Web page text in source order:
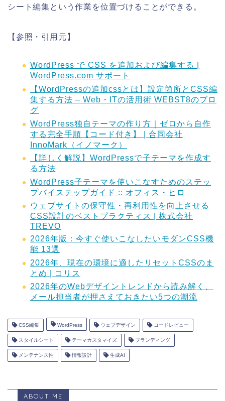
シート編集という作業を位置づけることができる。
【参照・引用元】
WordPress で CSS を追加および編集する |
WordPress.com サポート
【WordPressの追加cssとは】設定箇所とCSS編
集する方法 – Web・ITの活用術 WEBST8のブロ
グ
WordPress独自テーマの作り方｜ゼロから自作
する完全手順【コード付き】 | 合同会社
InnoMark（イノマーク）
【詳しく解説】WordPressで子テーマを作成す
る方法
WordPress子テーマを使いこなすためのステッ
プバイステップガイド :: オフィス・ヒロ
ウェブサイトの保守性・再利用性を向上させる
CSS設計のベストプラクティス | 株式会社
TREVO
2026年版：今すぐ使いこなしたいモダンCSS機
能 13選
2026年、現在の環境に適したリセットCSSのま
とめ | コリス
2026年のWebデザイントレンドから読み解く、
メール担当者が押さえておきたい5つの潮流
CSS編集 WordPress ウェブデザイン コードレビュー
スタイルシート テーマカスタマイズ ブランディング
メンテナンス性 情報設計 生成AI
ABOUT ME